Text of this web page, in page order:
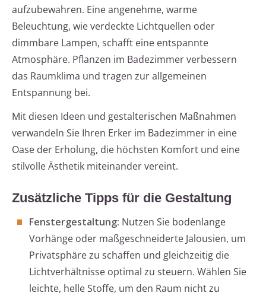
aufzubewahren. Eine angenehme, warme
Beleuchtung, wie verdeckte Lichtquellen oder
dimmbare Lampen, schafft eine entspannte
Atmosphäre. Pflanzen im Badezimmer verbessern
das Raumklima und tragen zur allgemeinen
Entspannung bei.
Mit diesen Ideen und gestalterischen Maßnahmen
verwandeln Sie Ihren Erker im Badezimmer in eine
Oase der Erholung, die höchsten Komfort und eine
stilvolle Ästhetik miteinander vereint.
Zusätzliche Tipps für die Gestaltung
Fenstergestaltung: Nutzen Sie bodenlange
Vorhänge oder maßgeschneiderte Jalousien, um
Privatsphäre zu schaffen und gleichzeitig die
Lichtverhältnisse optimal zu steuern. Wählen Sie
leichte, helle Stoffe, um den Raum nicht zu